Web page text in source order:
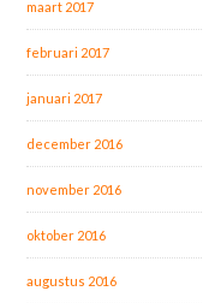
maart 2017
februari 2017
januari 2017
december 2016
november 2016
oktober 2016
augustus 2016